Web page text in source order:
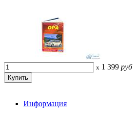
x 1 399 руб
Информация